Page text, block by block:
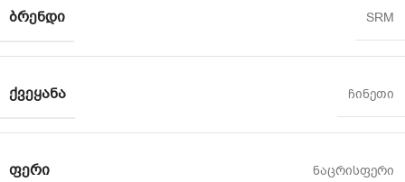
ᲑᲠᲔᲜᲓᲘ
SRM
ᲥᲕᲔᲧᲐᲜᲐ ჩინეთი
ᲤᲔᲠᲘ ნაცრისფერი